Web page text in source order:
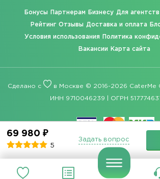
69 980 ₽
5
Задать вопрос
Бонусы Партнерам Бизнесу Для агентств
Рейтинг Отзывы Доставка и оплата
Условия использования Политика
Вакансии Карта сайта
Сделано с в Москве © 2016-2026 CaterMe
ИНН 9710046239 | ОГРН